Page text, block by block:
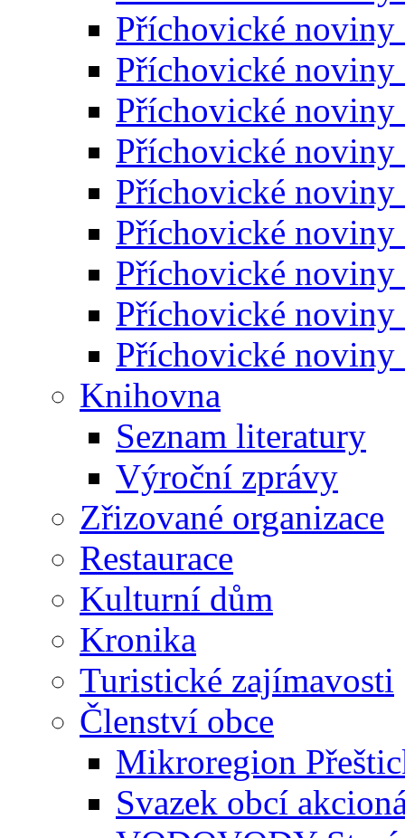
Příchovické noviny
Příchovické noviny
Příchovické noviny
Příchovické noviny
Příchovické noviny
Příchovické noviny
Příchovické noviny
Příchovické noviny
Příchovické noviny
Knihovna
Seznam literatury
Výroční zprávy
Zřizované organizace
Restaurace
Kulturní dům
Kronika
Turistické zajímavosti
Členství obce
Mikroregion
Svazek obcí